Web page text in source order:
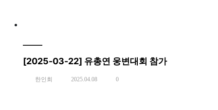
[2025-03-22] 유총연 웅변대회 참가
한인회 2025.04.08 0